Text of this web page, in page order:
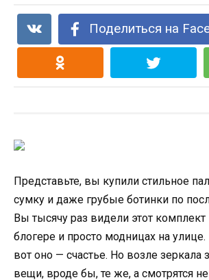
Поделиться на
Представьте, вы купили стильное
сумку и даже грубые ботинки по
Вы тысячу раз видели этот
блогере и просто модницах на
вот оно — счастье. Но возле зеркала
вещи, вроде бы, те же, а смотрятся не